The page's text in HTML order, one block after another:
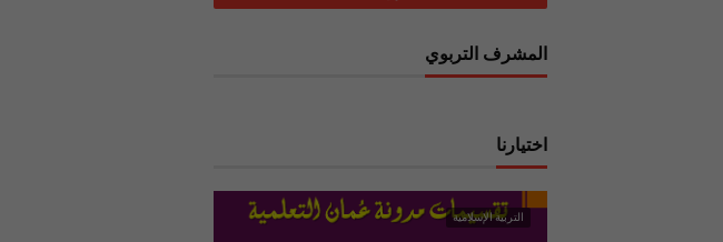
المشرف التربوي
اختيارنا
التربية الإسلامية